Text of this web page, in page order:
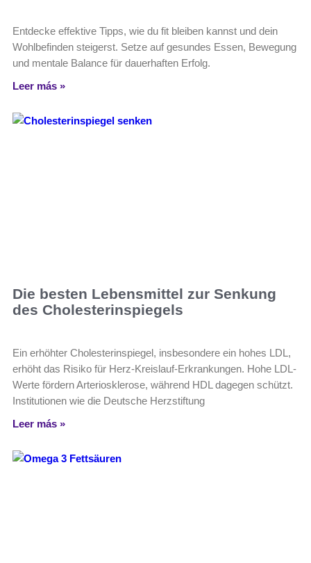
Entdecke effektive Tipps, wie du fit bleiben kannst und dein
Wohlbefinden steigerst. Setze auf gesundes Essen, Bewegung
und mentale Balance für dauerhaften Erfolg.
Leer más »
Die besten Lebensmittel zur Senkung
des Cholesterinspiegels
Ein erhöhter Cholesterinspiegel, insbesondere ein hohes LDL,
erhöht das Risiko für Herz-Kreislauf-Erkrankungen. Hohe LDL-
Werte fördern Arteriosklerose, während HDL dagegen schützt.
Institutionen wie die Deutsche Herzstiftung
Leer más »